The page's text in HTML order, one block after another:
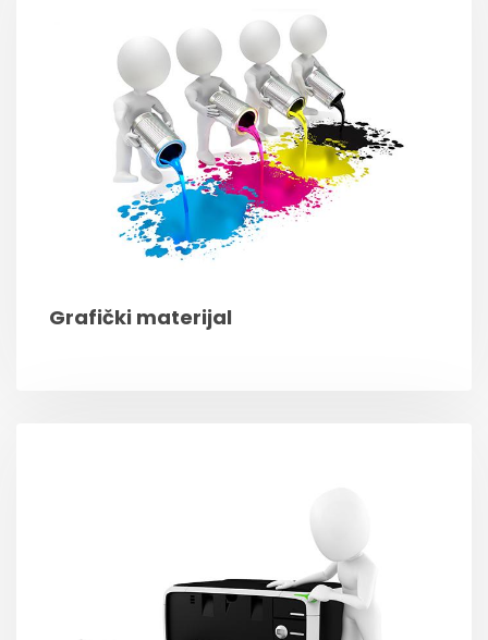
Grafički materijal